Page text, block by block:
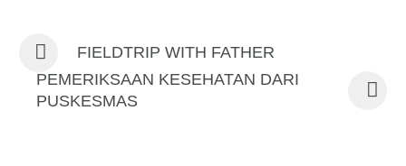
FIELDTRIP WITH FATHER
PEMERIKSAAN KESEHATAN DARI
PUSKESMAS